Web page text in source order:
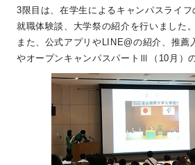
3限目は、在学生によるキャンパスライ
就職体験談、大学祭の紹介を行いました。
また、公式アプリやLINE@の紹介、推薦
やオープンキャンパスパートⅢ（10月）